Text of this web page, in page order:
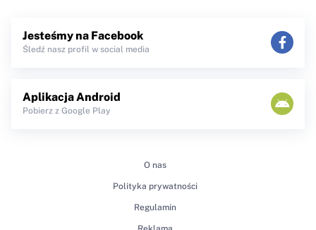
Jesteśmy na Facebook
Śledź nasz profil w social media
Aplikacja Android
Pobierz z Google Play
O nas
Polityka prywatności
Regulamin